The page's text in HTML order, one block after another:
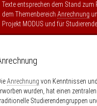
Texte entsprechen dem Stand
dem Themenbereich Anrechnung
Projekt MODUS und für
Anrechnung von Kenntnissen
wurden, hat einen
Studierendengruppen